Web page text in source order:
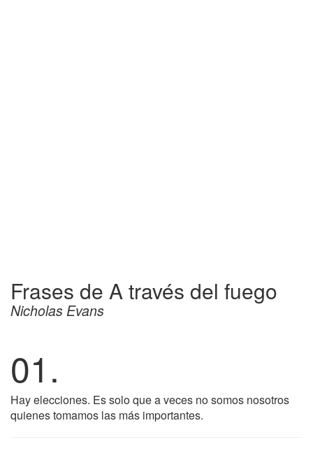
Frases de A través del fuego
Nicholas Evans
01.
Hay elecciones. Es solo que a veces no somos nosotros
quienes tomamos las más importantes.